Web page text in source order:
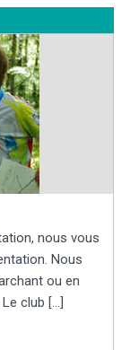
nous vous
Nous
ou en
club [...]